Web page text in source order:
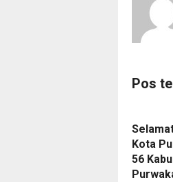
Pos
Kota
56